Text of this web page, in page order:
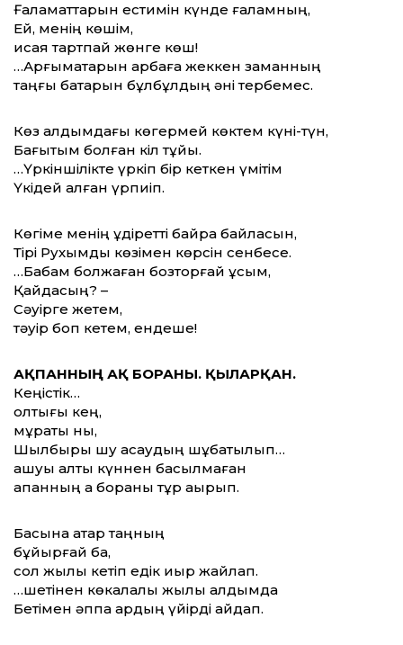
Ғаламаттарын естимін күнде ғаламның,
Ей, менің көшім,
қисая тартпай жөнге көш!
…Арғымақтарын арбаға жеккен заманның
таңғы бақтарын бұлбұлдың әні тербемес.
Көз алдымдағы көгермей көктем күні-түн,
Бағытым болған кіл тұйық.
…Үркіншілікте үркіп бір кеткен үмітім
Үкідей қалған үрпиіп.
Көгіме менің құдіретті байрақ байласын,
Тірі Рухымды көзімен көрсін сенбесе.
…Бабам болжаған бозторғай құсым,
Қайдасың? –
Сәуірге жетем,
тәуір боп кетем, ендеше!
АҚПАННЫҢ АҚ БОРАНЫ. ҚЫЛАРҚАН.
Кеңістік…
қолтығы кең,
мұраты нық,
Шылбыры шу асаудың шұбатылып…
ашуы алты күннен басылмаған
ақпанның ақ бораны тұр ақырып.
Басына атар таңның
бұйырғай бақ,
сол жылы кетіп едік қиыр жайлап.
…шетінен көкалалы жылқы алдымда
Бетімен әппақ қардың үйірді айдап.